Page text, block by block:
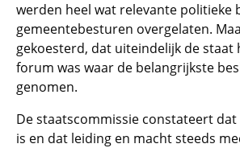
werden heel wat relevante politieke
gemeentebesturen overgelaten.
gekoesterd, dat uiteindelijk de staat
forum was waar de belangrijkste
genomen.
De staatscommissie constateert
is en dat leiding en macht steeds